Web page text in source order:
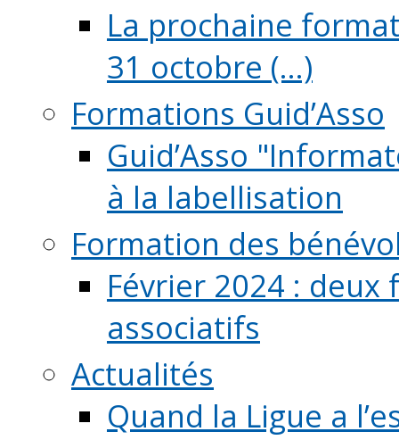
La prochaine
31 octobre (...)
Formations Guid’Asso
Guid’Asso
à la labellisation
Formation des
Février 2024 :
associatifs
Actualités
Quand la Ligue a